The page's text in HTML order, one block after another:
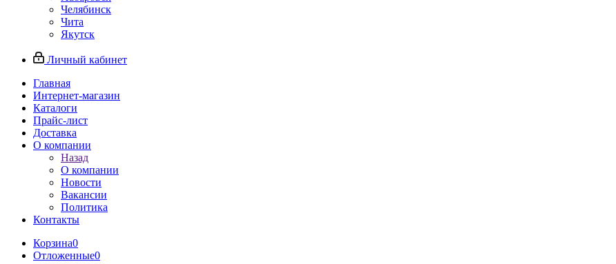
Челябинск
Чита
Якутск
Личный кабинет
Главная
Интернет-магазин
Каталоги
Прайс-лист
Доставка
О компании
Назад
О компании
Новости
Вакансии
Политика
Контакты
Корзина0
Отложенные0